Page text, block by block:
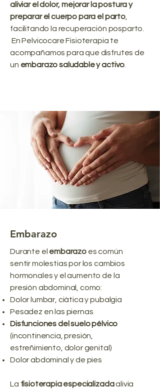
aliviar el dolor, mejorar la postura y
preparar el cuerpo para el parto,
facilitando la recuperación posparto.
En Pelvicocare Fisioterapia te
acompañamos para que disfrutes de
un embarazo saludable y activo
Embarazo
Durante el embarazoes común
sentir molestias por los cambios
hormonales y el aumento de la
presión abdominal, como:
Dolor lumbar, ciática y pubalgia
Pesadez en las piernas
Disfunciones del suelo pélvico
(incontinencia, presión,
estreñimiento, dolor genital)
Dolor abdominal y de pies
La fisioterapia especializadaalivia